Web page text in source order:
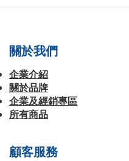
關於我們
企業介紹
關於品牌
企業及經銷專區
所有商品
顧客服務